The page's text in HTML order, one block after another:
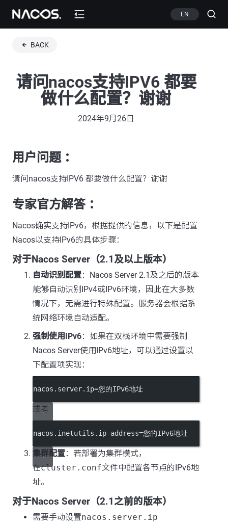
EN
BACK
请问nacos支持IPV6 都要
做什么配置？谢谢
2024年9月26日
用户问题 ：
请问nacos支持IPV6 都要做什么配置？谢谢
专家官方解答 ：
Nacos确实支持IPv6，根据提供的信息，以下是配置
Nacos以支持IPv6的具体步骤：
对于Nacos Server（2.1及以上版本）
自动识别配置：Nacos Server 2.1及之后的版本
能够自动识别IPv4或IPv6环境，因此在大多数
情况下，无需进行特殊配置。服务器会根据系
统网络环境自动适配。
强制使用IPv6：如果在双栈环境中需要强制
Nacos Server使用IPv6地址，可以通过设置以
下配置项实现：
nacos.server.ip=您的IPv6地址
或者
nacos.inetutils.ip-address=您的IPv6地址
集群配置：若部署为集群模式，
在cluster.conf文件中配置各节点的IPv6地
址。
对于Nacos Server（2.1之前的版本）
需要手动设置nacos.server.ip